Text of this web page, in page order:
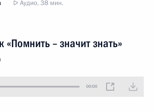
Аудио, 38 мин.
«Помнить – значит знать»
00:00